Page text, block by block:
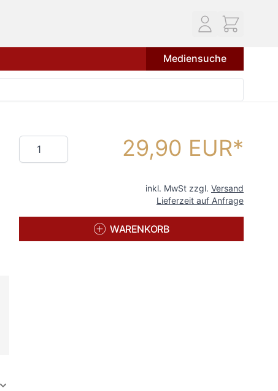
Mediensuche
Menge 29,90 EUR
inkl. MwSt zzgl. Versand
Lieferzeit auf Anfrage
WARENKORB